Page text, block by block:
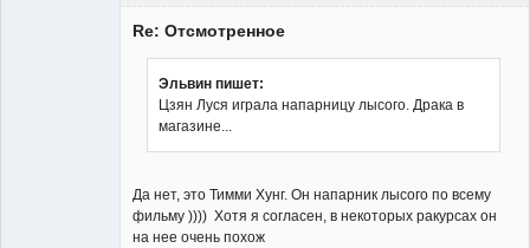
Re: Отсмотренное
Эльвин пишет:
Цзян Луся играла напарницу лысого. Драка в
магазине...
Да нет, это Тимми Хунг. Он напарник лысого по всему
фильму )))) Хотя я согласен, в некоторых ракурсах он
на нее очень похож